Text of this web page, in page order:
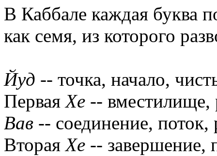
В Каббале каждая буква
как семя, из которого
Йуд -- точка, начало,
ПерваяХе -- вместилище,
Вав -- соединение, поток,
ВтораяХе -- завершение,